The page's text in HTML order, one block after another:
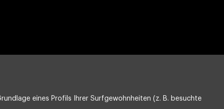
eines Profils Ihrer Surfgewohnheiten (z. B. besuchte